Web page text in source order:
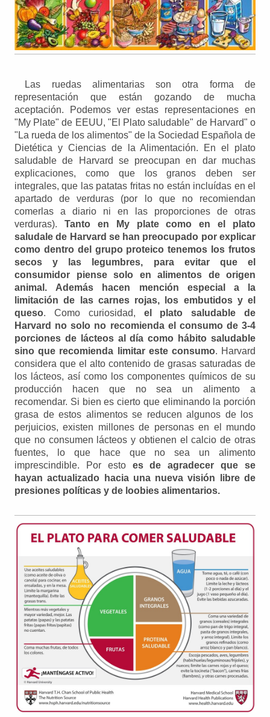
Las ruedas alimentarias son otra forma de
representación que están gozando de mucha
aceptación. Podemos ver estas representaciones en
"My Plate" de EEUU, "El Plato saludable" de Harvard" o
"La rueda de los alimentos" de la Sociedad Española de
Dietética y Ciencias de la Alimentación. En el plato
saludable de Harvard se preocupan en dar muchas
explicaciones, como que los granos deben ser
integrales, que las patatas fritas no están incluídas en el
apartado de verduras (por lo que no recomiendan
comerlas a diario ni en las proporciones de otras
verduras). Tanto en My plate como en el plato
saludale de Harvard se han preocupado por explicar
como dentro del grupo proteico tenemos los frutos
secos y las legumbres, para evitar que el
consumidor piense solo en alimentos de origen
animal.
Además hacen mención especial a la
limitación de las carnes rojas, los embutidos y el
queso. Como curiosidad, el plato saludable de
Harvard no solo no recomienda el consumo de 3-4
porciones de lácteos al día como hábito saludable
sino que recomienda limitar este consumo. Harvard
considera que el alto contenido de grasas saturadas de
los lácteos, así como los componentes químicos de su
producción hacen que no sea un alimento a
recomendar. Si bien es cierto que eliminando la porción
grasa de estos alimentos se reducen algunos de los
perjuicios, existen millones de personas en el mundo
que no consumen lácteos y obtienen el calcio de otras
fuentes, lo que hace que no sea un alimento
imprescindible. Por esto es de agradecer que se
hayan actualizado hacia una nueva visión libre de
presiones políticas y de loobies alimentarios.